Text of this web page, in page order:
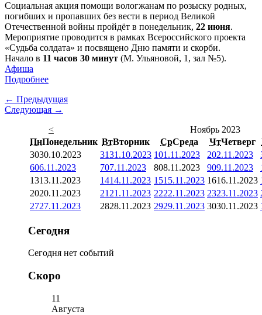
Социальная акция помощи вологжанам по розыску родных,
погибших и пропавших без вести в период Великой
Отечественной войны пройдёт в понедельник, 22 июня.
Мероприятие проводится в рамках Всероссийского проекта
«Судьба солдата» и посвящено Дню памяти и скорби.
Начало в 11 часов 30 минут (М. Ульяновой, 1, зал №5).
Афиша
Подробнее
← Предыдущая
Следующая →
<
Ноябрь 2023
ПнПонедельник ВтВторник СрСреда ЧтЧетверг
3030.10.2023 3131.10.2023 101.11.2023 202.11.2023
606.11.2023 707.11.2023 808.11.2023 909.11.2023
1313.11.2023 1414.11.2023 1515.11.2023 1616.11.2023
2020.11.2023 21 21.11.2023 2222.11.2023 2323.11.2023
2727.11.2023 2828.11.2023 2929.11.2023 3030.11.2023
Сегодня
Сегодня нет событий
Скоро
11
Августа